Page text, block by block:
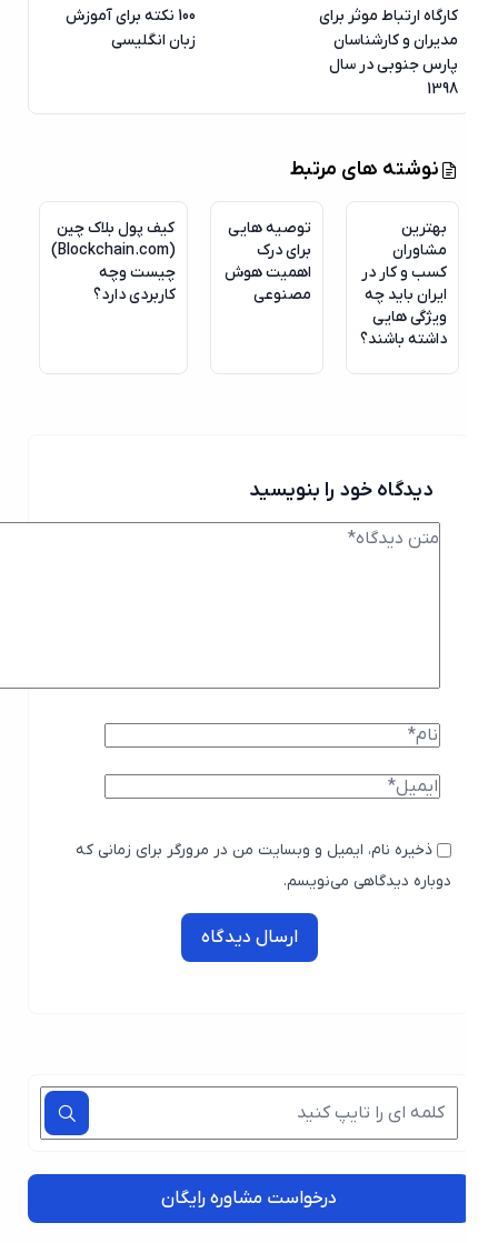
کارگاه ارتباط موثر برای
مدیران و کارشناسان
پارس جنوبی در سال
100 نکته برای آموزش
زبان انگلیسی
نوشته های مرتبط
بهترین
مشاوران
کسب و کار در
ایران باید چه
ویژگی هایی
داشته باشند؟
توصیه هایی
برای درک
اهمیت هوش
مصنوعی
کیف پول بلاک چین
(Blockchain.com)
چیست وچه
کاربردی دارد؟
دیدگاه خود را بنویسید
ذخیره نام، ایمیل و وبسایت من در مرورگر برای زمانی که
دوباره دیدگاهی می‌نویسم.
ارسال دیدگاه
درخواست مشاوره رایگان